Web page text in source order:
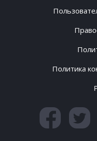
Политика